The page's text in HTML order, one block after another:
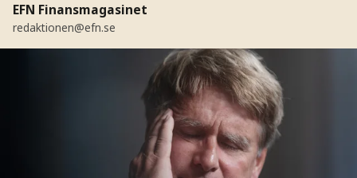
EFN Finansmagasinet
redaktionen@efn.se